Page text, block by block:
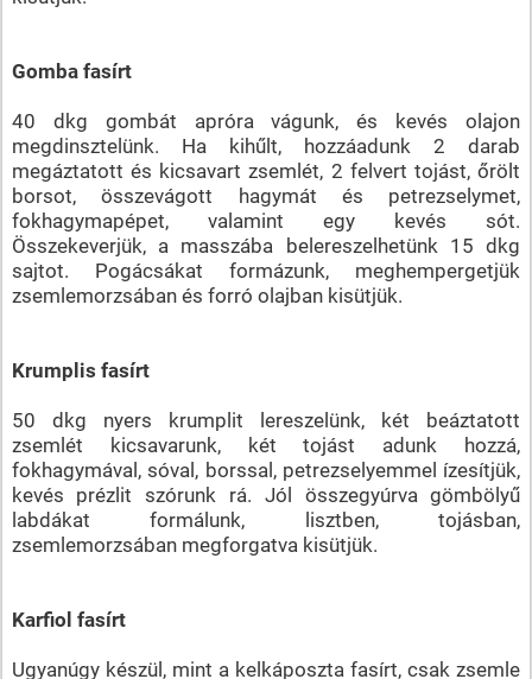
Gomba fasírt
40 dkg gombát apróra vágunk, és kevés olajon
megdinsztelünk. Ha kihűlt, hozzáadunk 2 darab
megáztatott és kicsavart zsemlét, 2 felvert tojást, őrölt
borsot, összevágott hagymát és petrezselymet,
fokhagymapépet, valamint egy kevés sót.
Összekeverjük, a masszába belereszelhetünk 15 dkg
sajtot. Pogácsákat formázunk, meghempergetjük
zsemlemorzsában és forró olajban kisütjük.
Krumplis fasírt
50 dkg nyers krumplit lereszelünk, két beáztatott
zsemlét kicsavarunk, két tojást adunk hozzá,
fokhagymával, sóval, borssal, petrezselyemmel ízesítjük,
kevés prézlit szórunk rá. Jól összegyúrva gömbölyű
labdákat formálunk, lisztben, tojásban,
zsemlemorzsában megforgatva kisütjük.
Karfiol fasírt
Ugyanúgy készül, mint a kelkáposzta fasírt, csak zsemle